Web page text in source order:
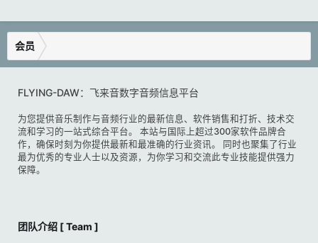
会员
FLYING-DAW：飞来音数字音频信息平台
为您提供音乐制作与音频行业的最新信息、软件销售和打折、技术交
流和学习的一站式综合平台。 本站与国际上超过300家软件品牌合
作，确保时刻为你提供最新和最准确的行业资讯。 同时也聚集了行业
最为优秀的专业人士以及资源，为你学习和交流此专业技能提供强力
保障。
团队介绍 [ Team ]